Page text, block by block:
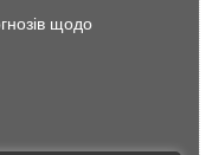
щодо